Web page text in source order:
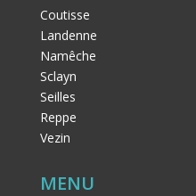
Coutisse
Landenne
Namêche
Sclayn
Seilles
Reppe
Vezin
MENU